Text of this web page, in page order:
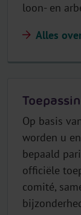
loon- en
Alles
Op basis
worden u
bepaald
officiële
comité,